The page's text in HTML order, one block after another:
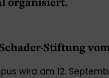
organisiert.
Stiftung vom
wird am 12.